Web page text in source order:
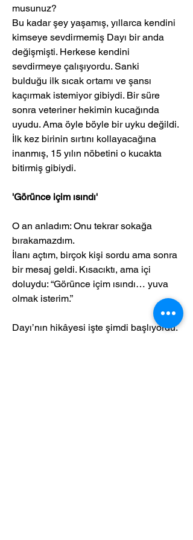
musunuz?
Bu kadar şey yaşamış, yıllarca kendini
kimseye sevdirmemiş Dayı bir anda
değişmişti. Herkese kendini
sevdirmeye çalışıyordu. Sanki
bulduğu ilk sıcak ortamı ve şansı
kaçırmak istemiyor gibiydi. Bir süre
sonra veteriner hekimin kucağında
uyudu. Ama öyle böyle bir uyku değildi.
İlk kez birinin sırtını kollayacağına
inanmış, 15 yılın nöbetini o kucakta
bitirmiş gibiydi.
'Görünce içim ısındı'
O an anladım: Onu tekrar sokağa
bırakamazdım.
İlanı açtım, birçok kişi sordu ama sonra
bir mesaj geldi. Kısacıktı, ama içi
doluydu: “Görünce içim ısındı… yuva
olmak isterim.”
Dayı’nın hikâyesi işte şimdi başlıyordu.